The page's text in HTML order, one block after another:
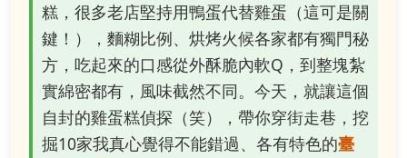
糕，很多老店堅持用鴨蛋代替雞蛋（這可是關
鍵！），麵糊比例、烘烤火候各家都有獨門秘
方，吃起來的口感從外酥脆內軟Q，到整塊紮
實綿密都有，風味截然不同。今天，就讓這個
自封的雞蛋糕偵探（笑），帶你穿街走巷，挖
掘10家我真心覺得不能錯過、各有特色的臺